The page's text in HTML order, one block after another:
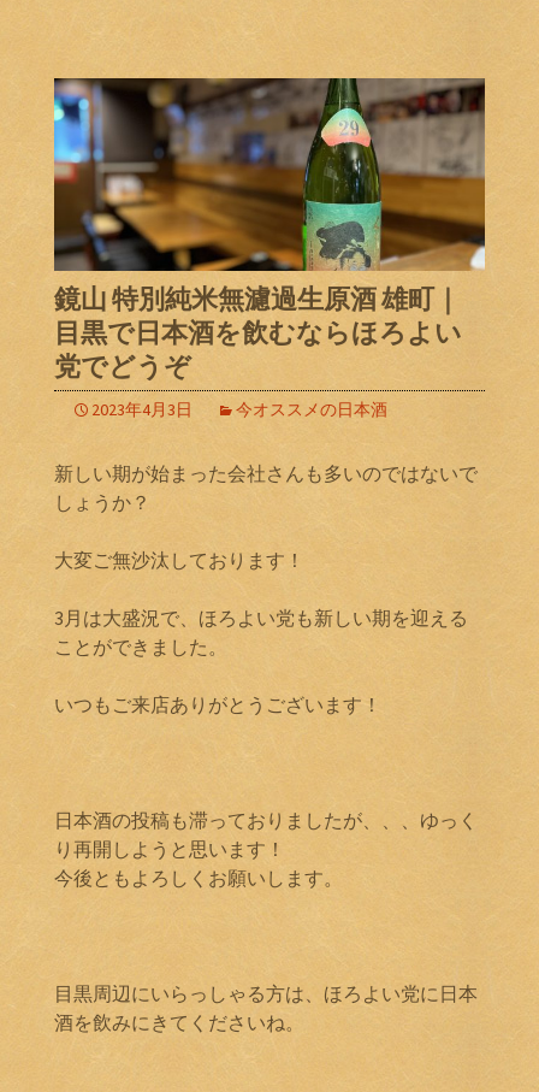
鏡山 特別純米無濾過生原酒 雄町｜
目黒で日本酒を飲むならほろよい
党でどうぞ
2023年4月3日 今オススメの日本酒
新しい期が始まった会社さんも多いのではないで
しょうか？
大変ご無沙汰しております！
3月は大盛況で、ほろよい党も新しい期を迎える
ことができました。
いつもご来店ありがとうございます！
日本酒の投稿も滞っておりましたが、、、ゆっく
り再開しようと思います！
今後ともよろしくお願いします。
目黒周辺にいらっしゃる方は、ほろよい党に日本
酒を飲みにきてくださいね。